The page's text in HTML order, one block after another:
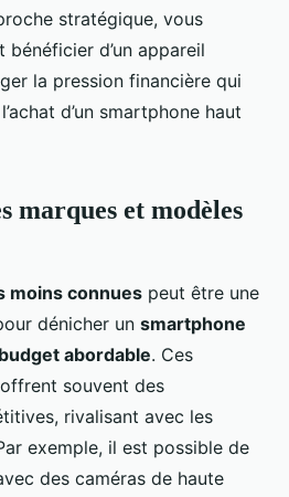
stratégique, vous
d’un appareil
la pression financière qui
d’un smartphone haut
marques et modèles
moins connues peut être une
dénicher un smartphone
budget abordable. Ces
souvent des
rivalisant avec les
exemple, il est possible de
des caméras de haute